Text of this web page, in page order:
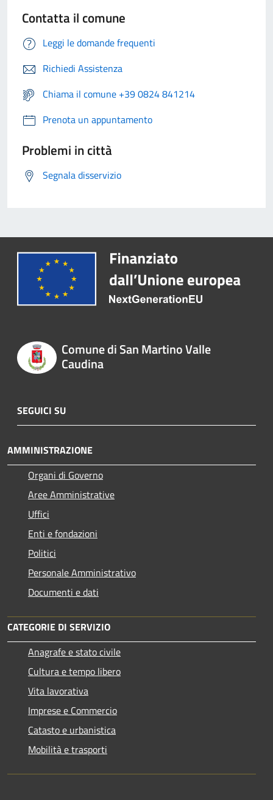
Contatta il comune
Leggi le domande frequenti
Richiedi Assistenza
Chiama il comune +39 0824 841214
Prenota un appuntamento
Problemi in città
Segnala disservizio
Comune di San Martino Valle
Caudina
SEGUICI SU
AMMINISTRAZIONE
Organi di Governo
Aree Amministrative
Uffici
Enti e fondazioni
Politici
Personale Amministrativo
Documenti e dati
CATEGORIE DI SERVIZIO
Anagrafe e stato civile
Cultura e tempo libero
Vita lavorativa
Imprese e Commercio
Catasto e urbanistica
Mobilità e trasporti